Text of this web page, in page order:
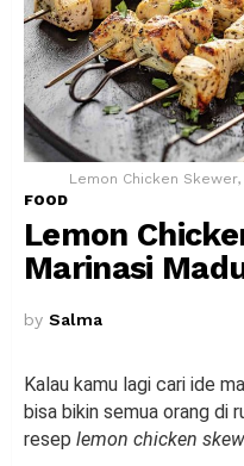
Lemon Chicken
FOOD
Lemon
Marinasi
by Salma
Kalau kamu lagi cari ide
bisa bikin semua orang di
resep lemon chicken